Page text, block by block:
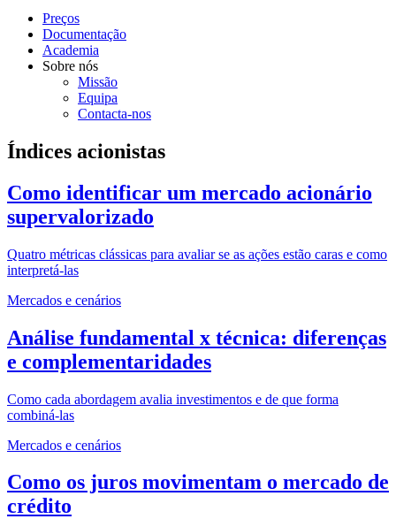
Preços
Documentação
Academia
Sobre nós
Missão
Equipa
Contacta-nos
Índices acionistas
Como identificar um mercado acionário
supervalorizado
Quatro métricas clássicas para avaliar se as ações estão caras e como
interpretá-las
Mercados e cenários
Análise fundamental x técnica: diferenças
e complementaridades
Como cada abordagem avalia investimentos e de que forma
combiná-las
Mercados e cenários
Como os juros movimentam o mercado de
crédito